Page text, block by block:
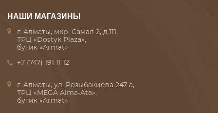
НАШИ МАГАЗИНЫ
г. Алматы, мкр. Самал 2, д.111,
ТРЦ «Dostyk Plaza»,
бутик «Armat»
+7 (747) 191 11 12
г. Алматы, ул. Розыбакиева 247 а,
ТРЦ «MEGA Alma-Ata»,
бутик «Armat»